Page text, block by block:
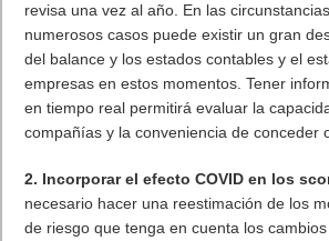
revisa una vez al año. En las
numerosos casos puede existir un gran
del balance y los estados contables y el
empresas en estos momentos. Tener
en tiempo real permitirá evaluar la
compañías y la conveniencia de conceder
2. Incorporar el efecto COVID en los
necesario hacer una reestimación de los
de riesgo que tenga en cuenta los